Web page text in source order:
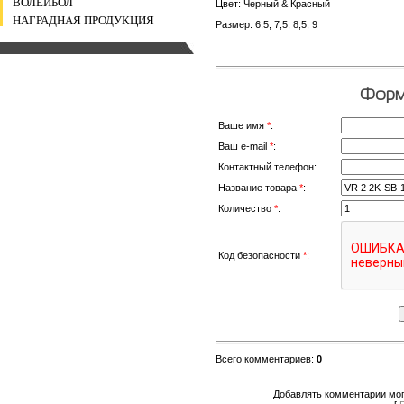
НАГРАДНАЯ ПРОДУКЦИЯ
Цвет: Черный & Красный
Размер: 6,5, 7,5, 8,5, 9
Ваше имя *:
Ваш e-mail *:
Контактный телефон:
Название товара *:
Количество *:
Код безопасности *:
Всего комментариев: 0
Добавлять комментарии